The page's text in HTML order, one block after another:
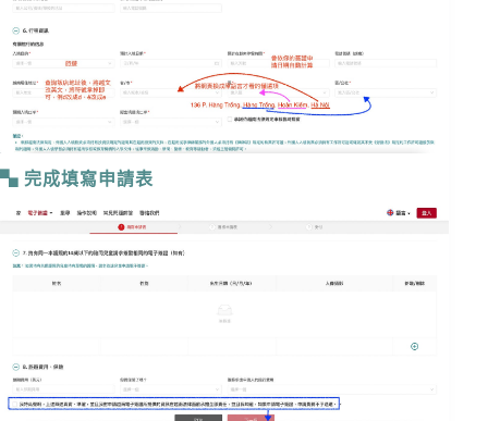
完成填寫申請表